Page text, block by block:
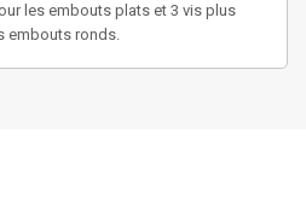
les embouts plats et 3 vis plus
embouts ronds.